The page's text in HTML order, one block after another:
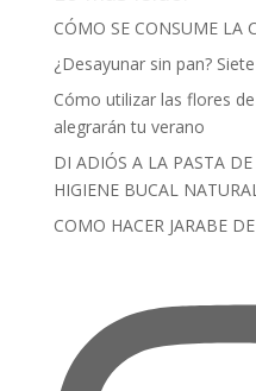
CÓMO SE CONSUME LA
¿Desayunar sin pan?
Cómo utilizar las flores
alegrarán tu verano
DI ADIÓS A LA PASTA
HIGIENE BUCAL
COMO HACER JARABE